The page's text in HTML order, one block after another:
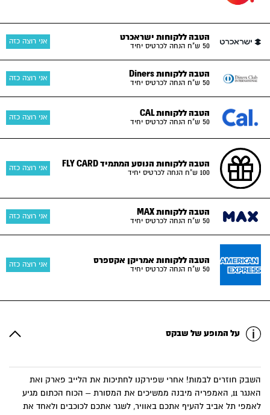
הטבה ללקוחות ישראכרט
50 ש"ח הנחה לכרטיס יחיד
אני רוצה כזה
הטבה ללקוחות Diners
50 ש"ח הנחה לכרטיס יחיד
אני רוצה כזה
הטבה ללקוחות CAL
50 ש"ח הנחה לכרטיס יחיד
אני רוצה כזה
הטבה ללקוחות הנוסע המתמיד FLY CARD
100 ש"ח הנחה לכרטיס יחיד
אני רוצה כזה
הטבה ללקוחות MAX
50 ש"ח הנחה לכרטיס יחיד
אני רוצה כזה
הטבה ללקוחות אמריקן אקספרס
50 ש"ח הנחה לכרטיס יחיד
אני רוצה כזה
על המופע של שבקס
השבק חוזרים לבמות! אחרי שפירקנו לחתיכות את הלייב פארק ואת
האנגר 11, האמפריה מיבנה ממשיכים את המסורת – הכוח הכתום מגיע
לאמפי תל אביב להעיף אתכם באוויר, לשגר אתכם לכוכבים ולאחד את